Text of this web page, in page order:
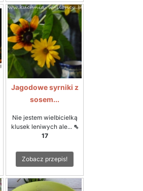
Jagodowe syrniki z
sosem...
Nie jestem wielbicielką
klusek leniwych ale... ⇖
17
Zobacz przepis!